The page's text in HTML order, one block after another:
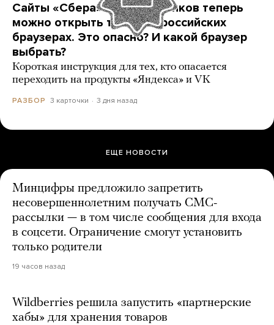
Сайты «Сбера» и других банков теперь
можно открыть только в российских
браузерах. Это опасно? И какой браузер
выбрать?
Короткая инструкция для тех, кто опасается
переходить на продукты «Яндекса» и VK
РАЗБОР 3 карточки 3 дня назад
ЕЩЕ НОВОСТИ
Минцифры предложило запретить
несовершеннолетним получать СМС-
рассылки — в том числе сообщения для входа
в соцсети. Ограничение смогут установить
только родители
19 часов назад
Wildberries решила запустить «партнерские
хабы» для хранения товаров